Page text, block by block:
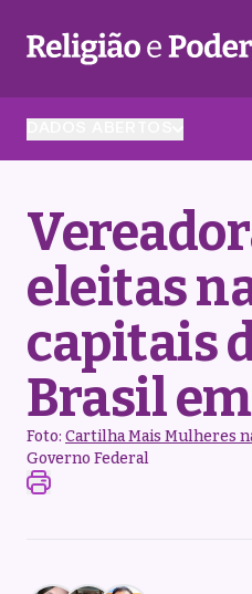
eleitas
capitais
Brasil
Foto: Cartilha Mais Mulheres
Governo Federal